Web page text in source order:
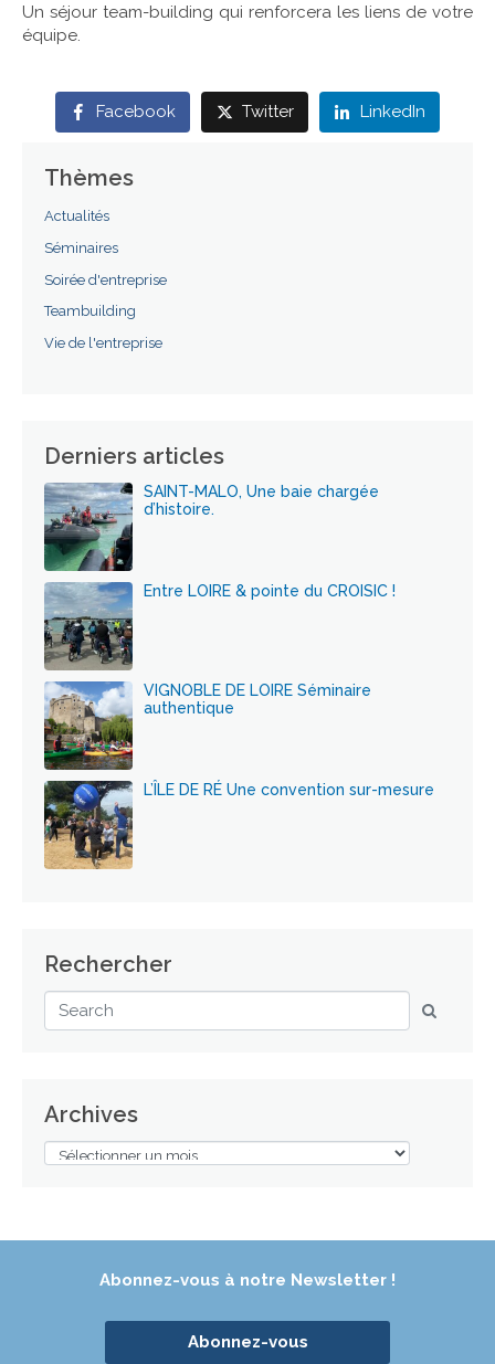
Un séjour team-building qui renforcera les liens de votre
équipe.
Facebook Twitter LinkedIn
Thèmes
Actualités
Séminaires
Soirée d'entreprise
Teambuilding
Vie de l'entreprise
Derniers articles
SAINT-MALO, Une baie chargée
d’histoire.
Entre LOIRE & pointe du CROISIC !
VIGNOBLE DE LOIRE Séminaire
authentique
L’ÎLE DE RÉ Une convention sur-mesure
Rechercher
Archives
Abonnez-vous à notre Newsletter !
Abonnez-vous